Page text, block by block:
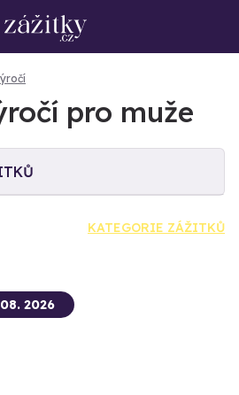
pro muže
KATEGORIE ZÁŽITKŮ
2026